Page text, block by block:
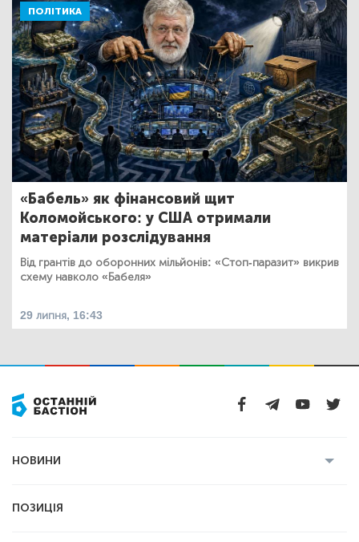
ПОЛІТИКА
«Бабель» як фінансовий щит
Коломойського: у США отримали
матеріали розслідування
Від грантів до оборонних мільйонів: «Стоп-паразит» викрив
схему навколо «Бабеля»
29 липня, 16:43
НОВИНИ
ПОЗИЦІЯ